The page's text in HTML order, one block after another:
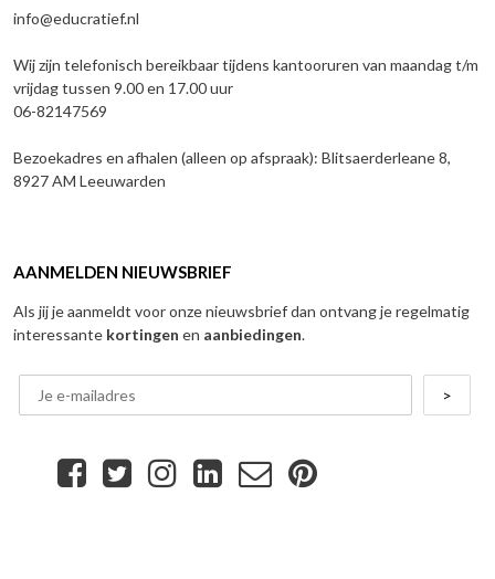
info@educratief.nl
Wij zijn telefonisch bereikbaar tijdens kantooruren van maandag t/m
vrijdag tussen 9.00 en 17.00 uur
06-82147569
Bezoekadres en afhalen (alleen op afspraak): Blitsaerderleane 8,
8927 AM Leeuwarden
AANMELDEN NIEUWSBRIEF
Als jij je aanmeldt voor onze nieuwsbrief dan ontvang je regelmatig
interessante kortingen en aanbiedingen.